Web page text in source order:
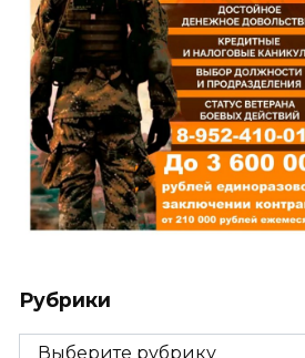
Рубрики
Рубрики